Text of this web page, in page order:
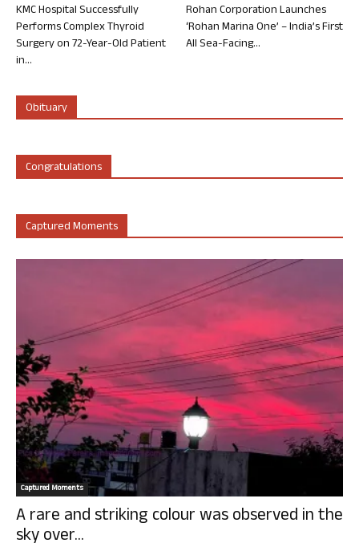
KMC Hospital Successfully
Performs Complex Thyroid
Surgery on 72-Year-Old Patient
in...
Rohan Corporation Launches
‘Rohan Marina One’ – India’s First
All Sea-Facing...
Obituary
Congratulations
Captured Moments
Captured Moments
A rare and striking colour was observed in the
sky over...